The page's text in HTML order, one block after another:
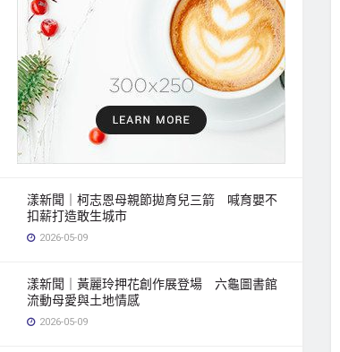
漾新聞｜柯志恩母親節拋育兒三箭 喊育嬰不
扣薪打造敢生城市
2026-05-09
漾新聞｜黃麗玲押花創作展登場 六龜圖書館
流動母愛與土地情感
2026-05-09